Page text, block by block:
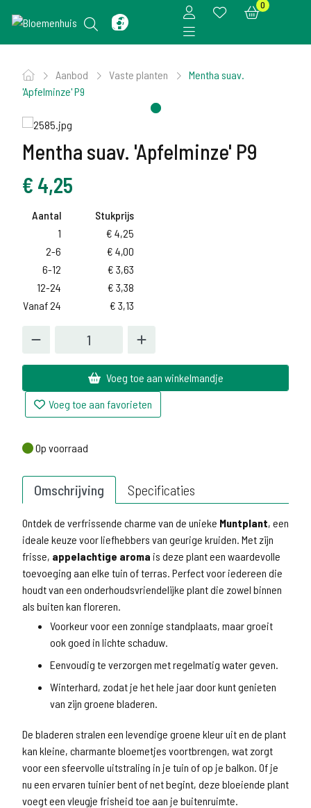
0
Aanbod Vaste planten
Mentha suav.
'Apfelminze' P9
Mentha suav. 'Apfelminze' P9
€ 4,25
Aantal
Stukprijs
1
€ 4,25
2-6
€ 4,00
6-12
€ 3,63
12-24
€ 3,38
Vanaf 24
€ 3,13
Voeg toe aan winkelmandje
Voeg toe aan favorieten
Op voorraad
Op voorraad
Omschrijving Specificaties
Ontdek de verfrissende charme van de unieke Muntplant, een
ideale keuze voor liefhebbers van geurige kruiden. Met zijn
frisse, appelachtige aroma is deze plant een waardevolle
toevoeging aan elke tuin of terras. Perfect voor iedereen die
houdt van een onderhoudsvriendelijke plant die zowel binnen
als buiten kan floreren.
Voorkeur voor een zonnige standplaats, maar groeit
ook goed in lichte schaduw.
Eenvoudig te verzorgen met regelmatig water geven.
Winterhard, zodat je het hele jaar door kunt genieten
van zijn groene bladeren.
De bladeren stralen een levendige groene kleur uit en de plant
kan kleine, charmante bloemetjes voortbrengen, wat zorgt
voor een sfeervolle uitstraling in je tuin of op je balkon. Of je
nu een ervaren tuinier bent of net begint, deze bloeiende plant
voegt een vleugje frisheid toe aan je buitenruimte.